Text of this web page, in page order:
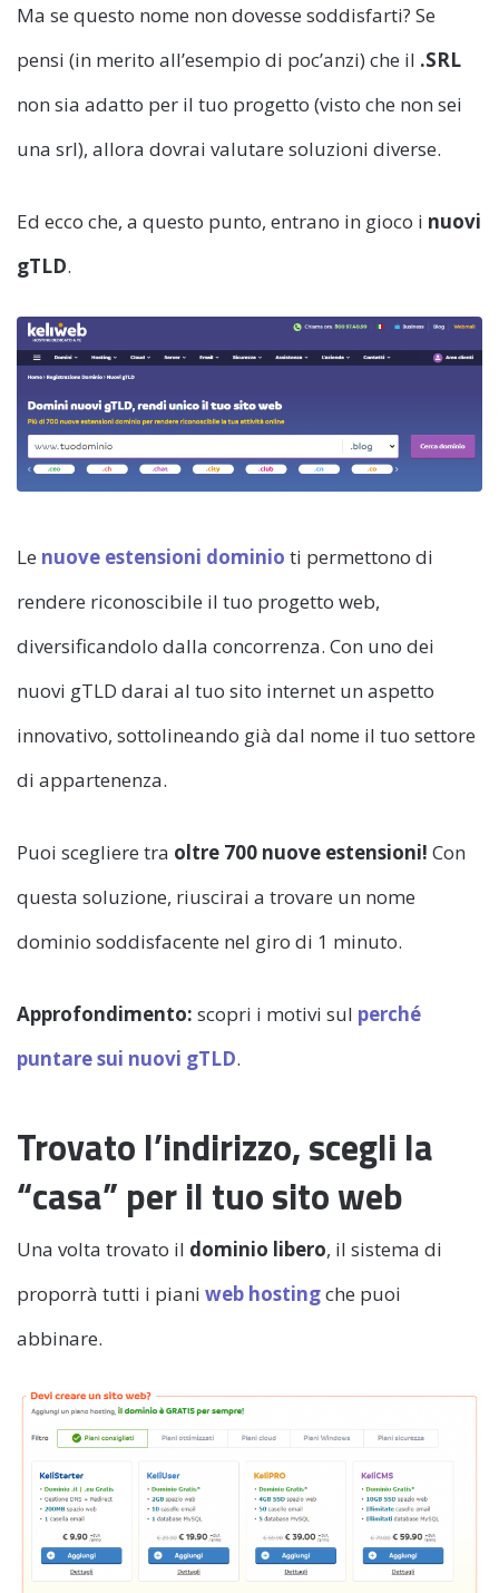
Ma se questo nome non dovesse soddisfarti? Se
pensi (in merito all’esempio di poc’anzi) che il .SRL
non sia adatto per il tuo progetto (visto che non sei
una srl), allora dovrai valutare soluzioni diverse.
Ed ecco che, a questo punto, entrano in gioco i nuovi
gTLD.
Le nuove estensioni dominio ti permettono di
rendere riconoscibile il tuo progetto web,
diversificandolo dalla concorrenza. Con uno dei
nuovi gTLD darai al tuo sito internet un aspetto
innovativo, sottolineando già dal nome il tuo settore
di appartenenza.
Puoi scegliere tra oltre 700 nuove estensioni! Con
questa soluzione, riuscirai a trovare un nome
dominio soddisfacente nel giro di 1 minuto.
Approfondimento: scopri i motivi sul perché
puntare sui nuovi gTLD.
Trovato l’indirizzo, scegli la
“casa” per il tuo sito web
Una volta trovato il dominio libero, il sistema di
proporrà tutti i piani web hostingche puoi
abbinare.